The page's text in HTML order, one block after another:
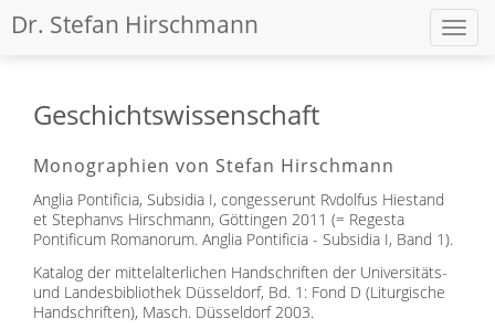
Dr. Stefan Hirschmann
Geschichtswissenschaft
Monographien von Stefan Hirschmann
Anglia Pontificia, Subsidia I, congesserunt Rvdolfus Hiestand
et Stephanvs Hirschmann, Göttingen 2011 (= Regesta
Pontificum Romanorum. Anglia Pontificia - Subsidia I, Band 1).
Katalog der mittelalterlichen Handschriften der Universitäts-
und Landesbibliothek Düsseldorf, Bd. 1: Fond D (Liturgische
Handschriften), Masch. Düsseldorf 2003.